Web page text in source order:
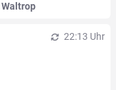
Waltrop
22:13 Uhr